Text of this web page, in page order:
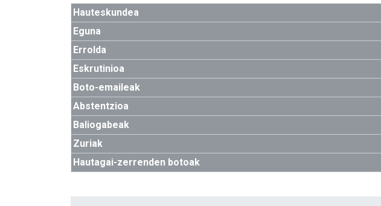
Hauteskundea
Eguna
Errolda
Eskrutinioa
Boto-emaileak
Abstentzioa
Baliogabeak
Zuriak
Hautagai-zerrenden botoak